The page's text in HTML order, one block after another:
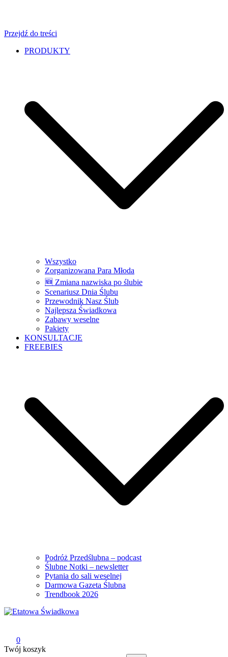
Przejdź do treści
PRODUKTY
Wszystko
Zorganizowana Para Młoda
🆕 Zmiana nazwiska po ślubie
Scenariusz Dnia Ślubu
Przewodnik Nasz Ślub
Najlepsza Świadkowa
Zabawy weselne
Pakiety
KONSULTACJE
FREEBIES
Podróż Przedślubna – podcast
Ślubne Notki – newsletter
Pytania do sali weselnej
Darmowa Gazeta Ślubna
Trendbook 2026
0
Twój koszyk